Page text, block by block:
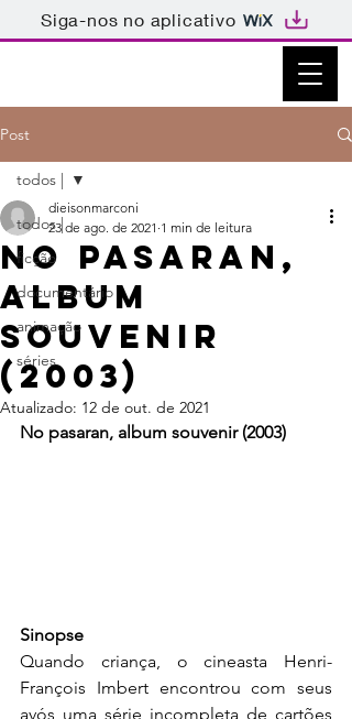
Siga-nos no aplicativo
Post
todos |
ficção
documentário
animação
séries
todos |
No pasaran,
album
souvenir
(2003)
dieisonmarconi
23 de ago. de 2021 1 min de leitura
Atualizado: 12 de out. de 2021
No pasaran, album souvenir (2003)
Sinopse
Quando criança, o cineasta Henri-
François Imbert encontrou com seus
avós uma série incompleta de cartões